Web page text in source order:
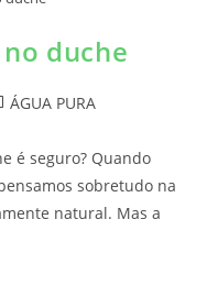
duche
ÁGUA PURA
é seguro? Quando
sobretudo na
natural. Mas a